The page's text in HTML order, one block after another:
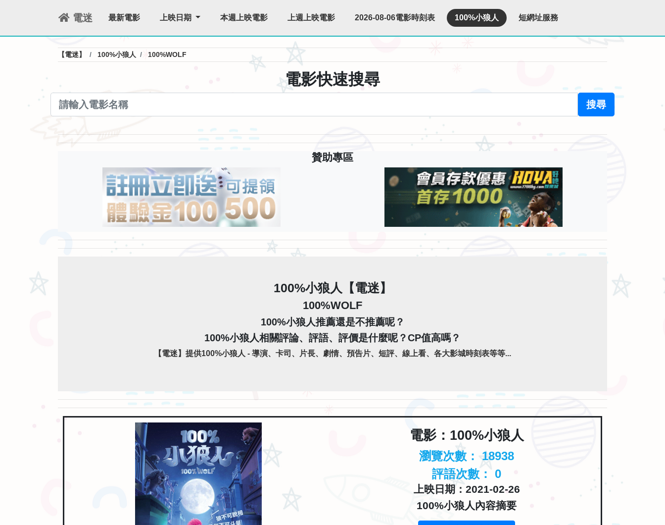
電迷 最新電影 上映日期 本週上映電影 上週上映電影 2026-08-06電影時刻表 100%小狼人 短網址服務
【電迷】 100%小狼人 100%WOLF
電影快速搜尋
搜尋
贊助專區
100%小狼人【電迷】
100%WOLF
100%小狼人推薦還是不推薦呢？
100%小狼人相關評論、評語、評價是什麼呢？CP值高嗎？
【電迷】提供100%小狼人 - 導演、卡司、片長、劇情、預告片、短評、線上看、各大影城時刻表等等...
電影：100%小狼人
瀏覽次數：18938
評語次數： 0
上映日期：2021-02-26
100%小狼人內容摘要